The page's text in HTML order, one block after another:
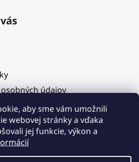
aby sme vám umožnili
webovej stránky a vďaka
jej funkcie, výkon a
údajov